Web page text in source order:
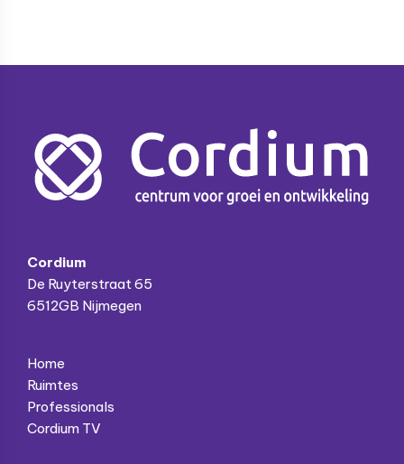
Footer
Cordium
De Ruyterstraat 65
6512GB Nijmegen
Home
Ruimtes
Professionals
Cordium TV